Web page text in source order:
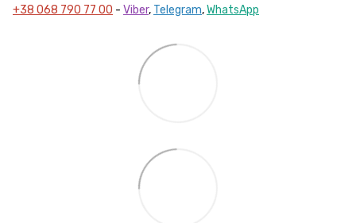
+38 068 790 77 00 - Viber, Telegram,WhatsApp